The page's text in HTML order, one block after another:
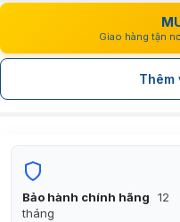
Giao hàng tận
Thêm
Bảo hành chính hãng
12
tháng